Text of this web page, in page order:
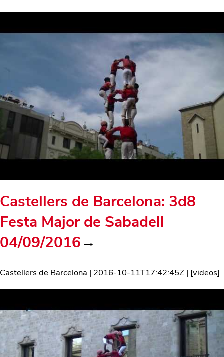
Castellers de Barcelona: 3d8
Festa Major de Sabadell
04/09/2016→
Castellers de Barcelona | 2016-10-11T17:42:45Z | [videos]